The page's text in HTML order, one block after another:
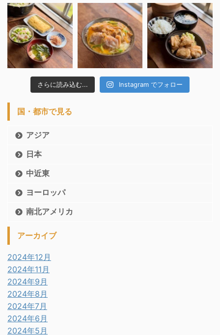
さらに読み込む... Instagram でフォロー
国・都市で見る
アジア
日本
中近東
ヨーロッパ
南北アメリカ
アーカイブ
2024年12月
2024年11月
2024年9月
2024年8月
2024年7月
2024年6月
2024年5月